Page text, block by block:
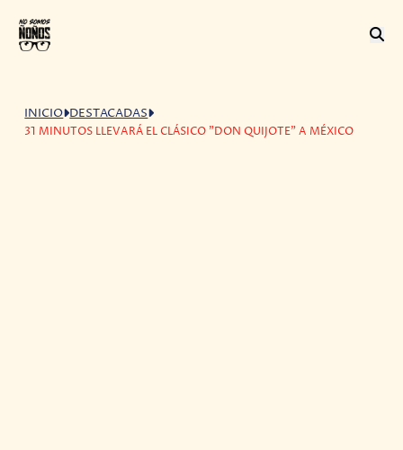
INICIO DESTACADAS
31 MINUTOS LLEVARÁ EL CLÁSICO "DON QUIJOTE" A MÉXICO